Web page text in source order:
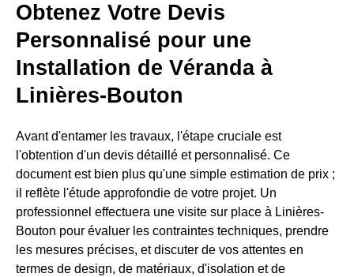
Obtenez Votre Devis
Personnalisé pour une
Installation de Véranda à
Linières-Bouton
Avant d'entamer les travaux, l'étape cruciale est
l'obtention d'un devis détaillé et personnalisé. Ce
document est bien plus qu'une simple estimation de prix ;
il reflète l'étude approfondie de votre projet. Un
professionnel effectuera une visite sur place à Linières-
Bouton pour évaluer les contraintes techniques, prendre
les mesures précises, et discuter de vos attentes en
termes de design, de matériaux, d'isolation et de